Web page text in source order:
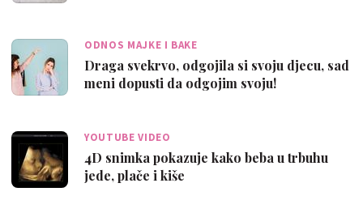
ODNOS MAJKE I BAKE
Draga svekrvo, odgojila si svoju djecu, sad
meni dopusti da odgojim svoju!
YOUTUBE VIDEO
4D snimka pokazuje kako beba u trbuhu
jede, plače i kiše